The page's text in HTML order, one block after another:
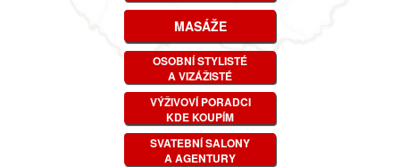
MASÁŽE
OSOBNÍ STYLISTÉ
A VIZÁŽISTÉ
VÝŽIVOVÍ PORADCI
KDE KOUPÍM
SVATEBNÍ SALONY
A AGENTURY